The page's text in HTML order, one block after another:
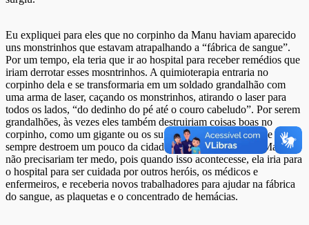
Eu expliquei para eles que no corpinho da Manu haviam aparecido
uns monstrinhos que estavam atrapalhando a “fábrica de sangue”.
Por um tempo, ela teria que ir ao hospital para receber remédios que
iriam derrotar esses mosntrinhos. A quimioterapia entraria no
corpinho dela e se transformaria em um soldado grandalhão com
uma arma de laser, caçando os monstrinhos, atirando o laser para
todos os lados, “do dedinho do pé até o couro cabeludo”. Por serem
grandalhões, às vezes eles também destruiriam coisas boas no
corpinho, como um gigante ou os super-heróis dos filmes que
sempre destroem um pouco da cidade na luta contra o mal. Mas eles
não precisariam ter medo, pois quando isso acontecesse, ela iria para
o hospital para ser cuidada por outros heróis, os médicos e
enfermeiros, e receberia novos trabalhadores para ajudar na fábrica
do sangue, as plaquetas e o concentrado de hemácias.